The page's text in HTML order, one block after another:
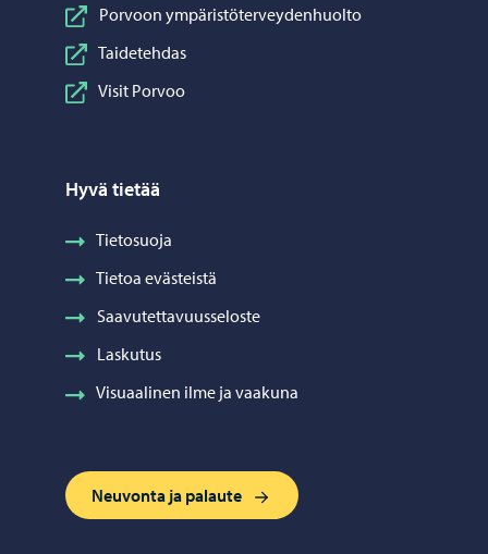
Porvoon ympäristöterveydenhuolto
Taidetehdas
Visit Porvoo
Hyvä tietää
Tietosuoja
Tietoa evästeistä
Saavutettavuusseloste
Laskutus
Visuaalinen ilme ja vaakuna
Neuvonta ja palaute